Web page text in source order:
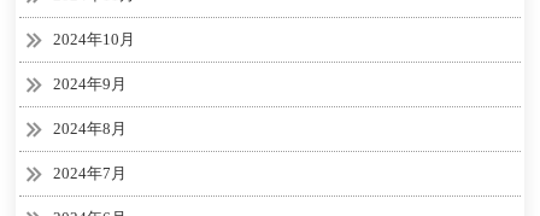
2024年10月
2024年9月
2024年8月
2024年7月